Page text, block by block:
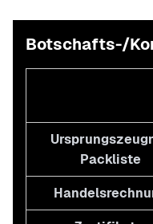
Botschafts-/
Packliste